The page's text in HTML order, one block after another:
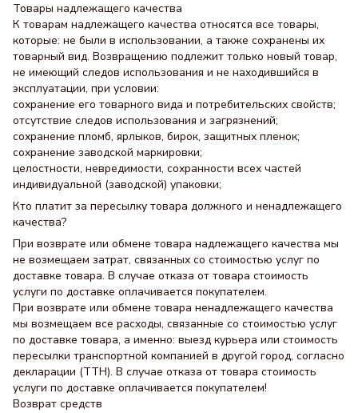
Товары надлежащего качества
К товарам надлежащего качества относятся все товары,
которые: не были в использовании, а также сохранены их
товарный вид. Возвращению подлежит только новый товар,
не имеющий следов использования и не находившийся в
эксплуатации, при условии:
сохранение его товарного вида и потребительских свойств;
отсутствие следов использования и загрязнений;
сохранение пломб, ярлыков, бирок, защитных пленок;
сохранение заводской маркировки;
целостности, невредимости, сохранности всех частей
индивидуальной (заводской) упаковки;
Кто платит за пересылку товара должного и ненадлежащего
качества?
При возврате или обмене товара надлежащего качества мы
не возмещаем затрат, связанных со стоимостью услуг по
доставке товара. В случае отказа от товара стоимость
услуги по доставке оплачивается покупателем.
При возврате или обмене товара ненадлежащего качества
мы возмещаем все расходы, связанные со стоимостью услуг
по доставке товара, а именно: выезд курьера или стоимость
пересылки транспортной компанией в другой город, согласно
декларации (ТТН). В случае отказа от товара стоимость
услуги по доставке оплачивается покупателем!
Возврат средств